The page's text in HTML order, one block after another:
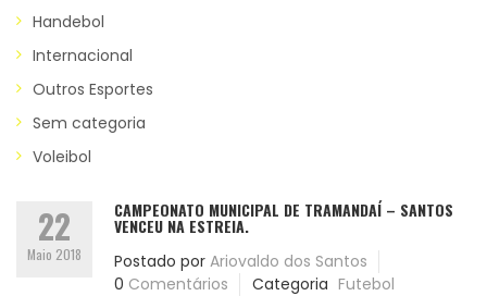
Handebol
Internacional
Outros Esportes
Sem categoria
Voleibol
22
Maio 2018
CAMPEONATO MUNICIPAL DE TRAMANDAÍ – SANTOS
VENCEU NA ESTREIA.
Postado por Ariovaldo dos Santos
0 Comentários Categoria Futebol